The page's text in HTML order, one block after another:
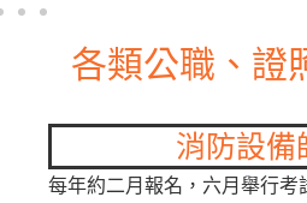
各類公職、證
高普考為